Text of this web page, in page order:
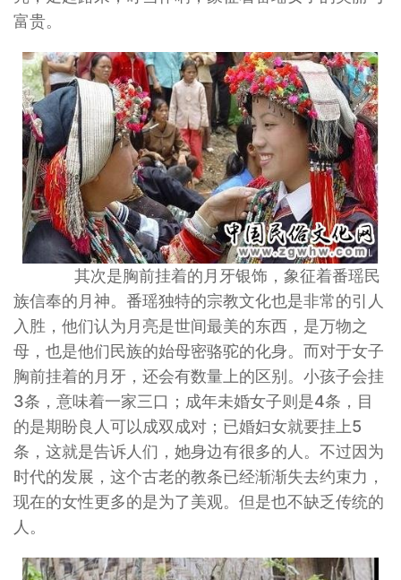
富贵。
其次是胸前挂着的月牙银饰，象征着番瑶民
族信奉的月神。番瑶独特的宗教文化也是非常的引人
入胜，他们认为月亮是世间最美的东西，是万物之
母，也是他们民族的始母密骆驼的化身。而对于女子
胸前挂着的月牙，还会有数量上的区别。小孩子会挂
3条，意味着一家三口；成年未婚女子则是4条，目
的是期盼良人可以成双成对；已婚妇女就要挂上5
条，这就是告诉人们，她身边有很多的人。不过因为
时代的发展，这个古老的教条已经渐渐失去约束力，
现在的女性更多的是为了美观。但是也不缺乏传统的
人。